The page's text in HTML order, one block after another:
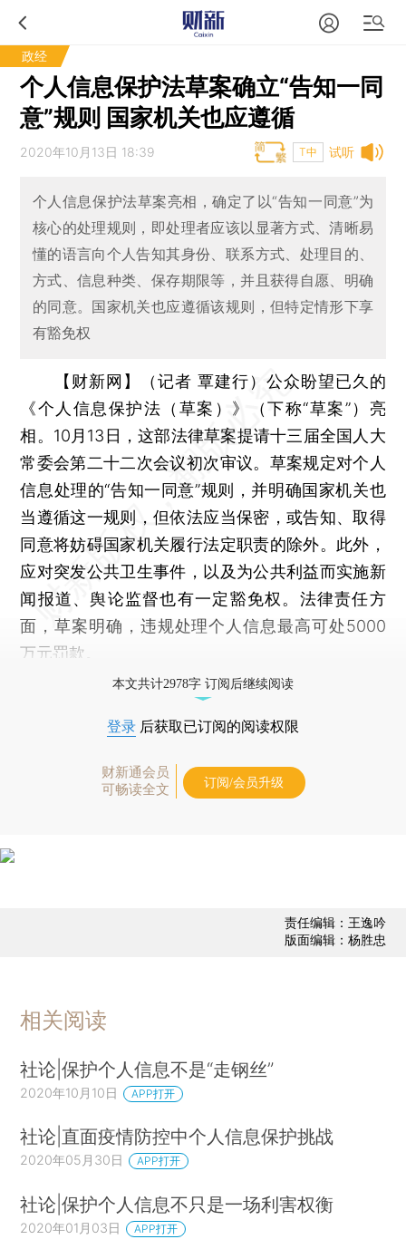
政经
个人信息保护法草案确立“告知一同
意”规则 国家机关也应遵循
试听
2020年10月13日 18:39 T中
个人信息保护法草案亮相，确定了以“告知一同意”为
核心的处理规则，即处理者应该以显著方式、清晰易
懂的语言向个人告知其身份、联系方式、处理目的、
方式、信息种类、保存期限等，并且获得自愿、明确
的同意。国家机关也应遵循该规则，但特定情形下享
有豁免权
【财新网】（记者 覃建行） 公众盼望已久的
《个人信息保护法（草案）》（下称“草案”）亮
相。10月13日，这部法律草案提请十三届全国人大
常委会第二十二次会议初次审议。草案规定对个人
信息处理的“告知一同意”规则，并明确国家机关也
当遵循这一规则，但依法应当保密，或告知、取得
同意将妨碍国家机关履行法定职责的除外。此外，
应对突发公共卫生事件，以及为公共利益而实施新
闻报道、舆论监督也有一定豁免权。法律责任方
面，草案明确，违规处理个人信息最高可处5000
万元罚款。
本文共计2978字 订阅后继续阅读
登录 后获取已订阅的阅读权限
财新通会员
可畅读全文
订阅/会员升级
责任编辑：王逸吟
版面编辑：杨胜忠
相关阅读
社论|保护个人信息不是“走钢丝”
2020年10月10日 APP打开
社论|直面疫情防控中个人信息保护挑战
2020年05月30日 APP打开
社论|保护个人信息不只是一场利害权衡
2020年01月03日 APP打开